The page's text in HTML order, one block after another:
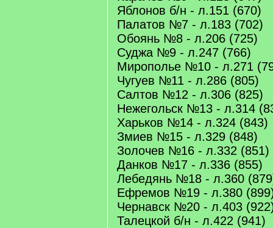
Яблонов б/н - л.151 (670)
Палатов №7 - л.183 (702)
Обоянь №8 - л.206 (725)
Суджа №9 - л.247 (766)
Мирополье №10 - л.271
Чугуев №11 - л.286 (805)
Салтов №12 - л.306 (825)
Нежегольск №13 - л.314
Харьков №14 - л.324 (843)
Змиев №15 - л.329 (848)
Золочев №16 - л.332 (851)
Данков №17 - л.336 (855)
Лебедянь №18 - л.360
Ефремов №19 - л.380
Чернавск №20 - л.403
Талецкой б/н - л.422 (941)